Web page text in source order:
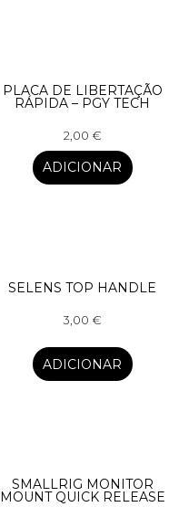
PLACA DE LIBERTAÇÃO
RÁPIDA – PGY TECH
2,00 €
ADICIONAR
SELENS TOP HANDLE
3,00€
ADICIONAR
SMALLRIG MONITOR
MOUNT QUICK RELEASE